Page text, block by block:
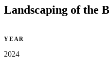
Landscaping of the
YEAR
2024